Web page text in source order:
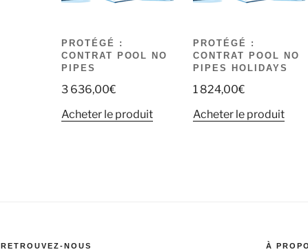
PROTÉGÉ :
CONTRAT POOL NO
PIPES
3 636,00€
Acheter le produit
PROTÉGÉ :
CONTRAT POOL NO
PIPES HOLIDAYS
1 824,00€
Acheter le produit
RETROUVEZ-NOUS À